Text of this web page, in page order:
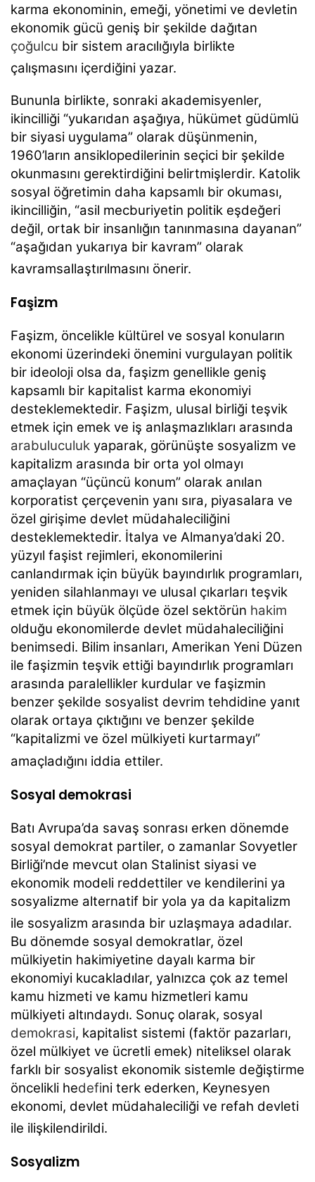
karma ekonominin, emeği, yönetimi ve devletin
ekonomik gücü geniş bir şekilde dağıtan
çoğulcu bir sistem aracılığıyla birlikte
çalışmasını içerdiğini yazar.
Bununla birlikte, sonraki akademisyenler,
ikincilliği “yukarıdan aşağıya, hükümet güdümlü
bir siyasi uygulama” olarak düşünmenin,
1960’ların ansiklopedilerinin seçici bir şekilde
okunmasını gerektirdiğini belirtmişlerdir. Katolik
sosyal öğretimin daha kapsamlı bir okuması,
ikincilliğin, “asil mecburiyetin politik eşdeğeri
değil, ortak bir insanlığın tanınmasına dayanan”
“aşağıdan yukarıya bir kavram” olarak
kavramsallaştırılmasını önerir.
Faşizm
Faşizm, öncelikle kültürel ve sosyal konuların
ekonomi üzerindeki önemini vurgulayan politik
bir ideoloji olsa da, faşizm genellikle geniş
kapsamlı bir kapitalist karma ekonomiyi
desteklemektedir. Faşizm, ulusal birliği teşvik
etmek için emek ve iş anlaşmazlıkları arasında
arabuluculuk yaparak, görünüşte sosyalizm ve
kapitalizm arasında bir orta yol olmayı
amaçlayan “üçüncü konum” olarak anılan
korporatist çerçevenin yanı sıra, piyasalara ve
özel girişime devlet müdahaleciliğini
desteklemektedir. İtalya ve Almanya’daki 20.
yüzyıl faşist rejimleri, ekonomilerini
canlandırmak için büyük bayındırlık programları,
yeniden silahlanmayı ve ulusal çıkarları teşvik
etmek için büyük ölçüde özel sektörün hakim
olduğu ekonomilerde devlet müdahaleciliğini
benimsedi. Bilim insanları, Amerikan Yeni Düzen
ile faşizmin teşvik ettiği bayındırlık programları
arasında paralellikler kurdular ve faşizmin
benzer şekilde sosyalist devrim tehdidine yanıt
olarak ortaya çıktığını ve benzer şekilde
“kapitalizmi ve özel mülkiyeti kurtarmayı”
amaçladığını iddia ettiler.
Sosyal demokrasi
Batı Avrupa’da savaş sonrası erken dönemde
sosyal demokrat partiler, o zamanlar Sovyetler
Birliği’nde mevcut olan Stalinist siyasi ve
ekonomik modeli reddettiler ve kendilerini ya
sosyalizme alternatif bir yola ya da kapitalizm
ile sosyalizm arasında bir uzlaşmaya adadılar.
Bu dönemde sosyal demokratlar, özel
mülkiyetin hakimiyetine dayalı karma bir
ekonomiyi kucakladılar, yalnızca çok az temel
kamu hizmeti ve kamu hizmetleri kamu
mülkiyeti altındaydı. Sonuç olarak, sosyal
demokrasi, kapitalist sistemi (faktör pazarları,
özel mülkiyet ve ücretli emek) niteliksel olarak
farklı bir sosyalist ekonomik sistemle değiştirme
öncelikli hedefini terk ederken, Keynesyen
ekonomi, devlet müdahaleciliği ve refah devleti
ile ilişkilendirildi.
Sosyalizm